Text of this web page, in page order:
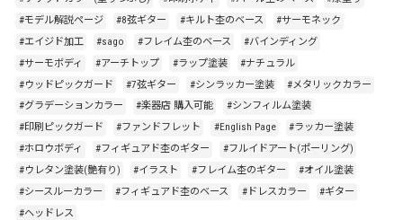
#モデル解説ページ
#8弦ギター #キルト杢のベース
#サーモネック
#エイジド加工
#sago #フレイム杢のベース
#バインディング
#サーモボディ
#アーチトップ #ラップ塗装
#ナチュラル
#ウッドピックガード
#7弦ギター #シンラッカー塗装
#メタリックカラー
#グラデーションカラー
#楽器店 購入可能
#シンフィルム塗装
#印刷ピックガード
#ファンドフレット #English Page
#ラッカー塗装
#ホロウボディ
#フィギュアド杢のギター
#フルイドアート(ポーリング)
#ウレタン塗装(艶有り)
#イラスト #フレイム杢のギター
#オイル塗装
#シースルーカラー
#フィギュアド杢のベース #ドレスカラー
#ギター
#ヘッドレス